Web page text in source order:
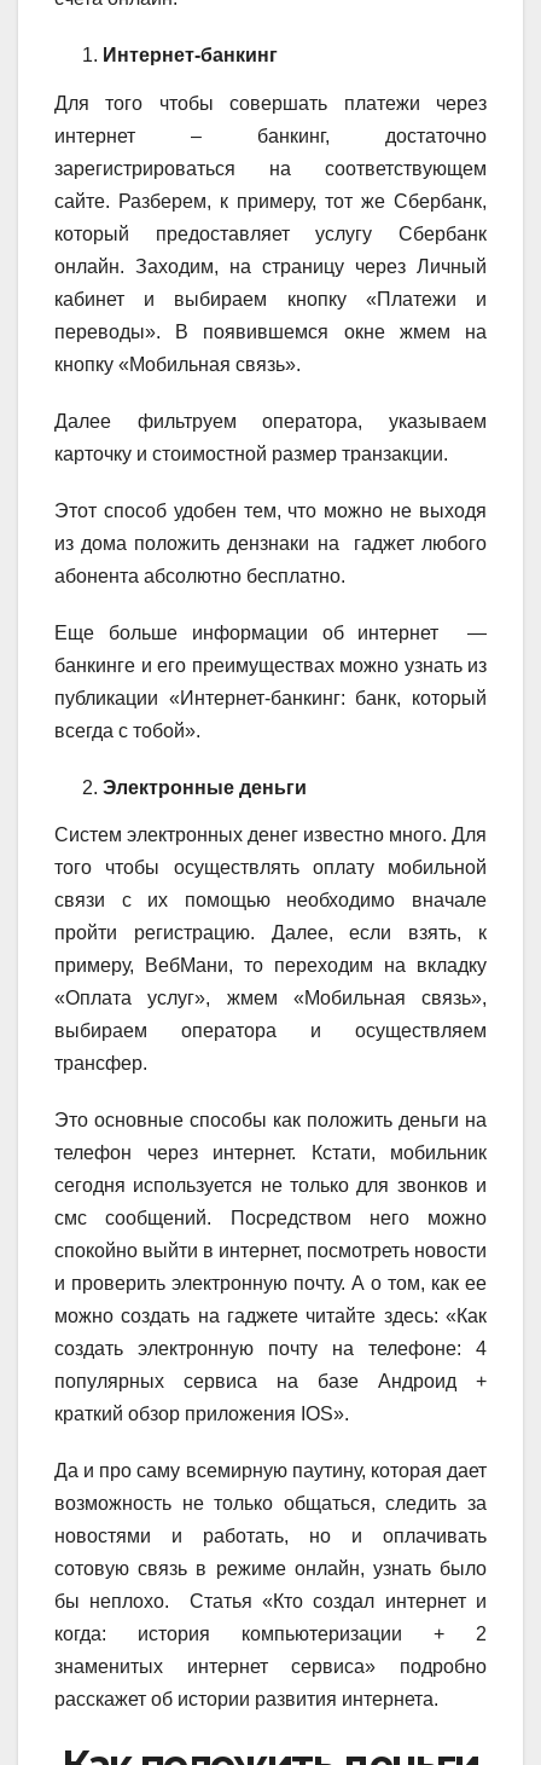
Интернет-банкинг
Для того чтобы совершать платежи через
интернет – банкинг, достаточно
зарегистрироваться на соответствующем
сайте. Разберем, к примеру, тот же Сбербанк,
который предоставляет услугу Сбербанк
онлайн. Заходим, на страницу через Личный
кабинет и выбираем кнопку «Платежи и
переводы». В появившемся окне жмем на
кнопку «Мобильная связь».
Далее фильтруем оператора, указываем
карточку и стоимостной размер транзакции.
Этот способ удобен тем, что можно не выходя
из дома положить дензнаки на гаджет любого
абонента абсолютно бесплатно.
Еще больше информации об интернет —
банкинге и его преимуществах можно узнать из
публикации «Интернет-банкинг: банк, который
всегда с тобой».
Электронные деньги
Систем электронных денег известно много. Для
того чтобы осуществлять оплату мобильной
связи с их помощью необходимо вначале
пройти регистрацию. Далее, если взять, к
примеру, ВебМани, то переходим на вкладку
«Оплата услуг», жмем «Мобильная связь»,
выбираем оператора и осуществляем
трансфер.
Это основные способы как положить деньги на
телефон через интернет. Кстати, мобильник
сегодня используется не только для звонков и
смс сообщений. Посредством него можно
спокойно выйти в интернет, посмотреть новости
и проверить электронную почту. А о том, как ее
можно создать на гаджете читайте здесь: «Как
создать электронную почту на телефоне: 4
популярных сервиса на базе Андроид +
краткий обзор приложения IOS».
Да и про саму всемирную паутину, которая дает
возможность не только общаться, следить за
новостями и работать, но и оплачивать
сотовую связь в режиме онлайн, узнать было
бы неплохо. Статья «Кто создал интернет и
когда: история компьютеризации + 2
знаменитых интернет сервиса» подробно
расскажет об истории развития интернета.